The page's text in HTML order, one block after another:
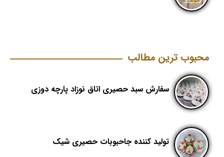
محبوب ترین مطالب
سفارش سبد حصیری اتاق نوزاد پارچه دوزی
تولید کننده جاحبوبات حصیری شیک